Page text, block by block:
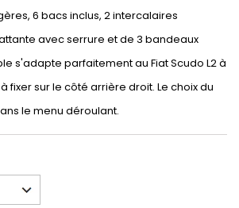
6 bacs inclus, 2 intercalaires
avec serrure et de 3 bandeaux
s'adapte parfaitement au Fiat Scudo L2 à
fixer sur le côté arrière droit. Le choix du
le menu déroulant.